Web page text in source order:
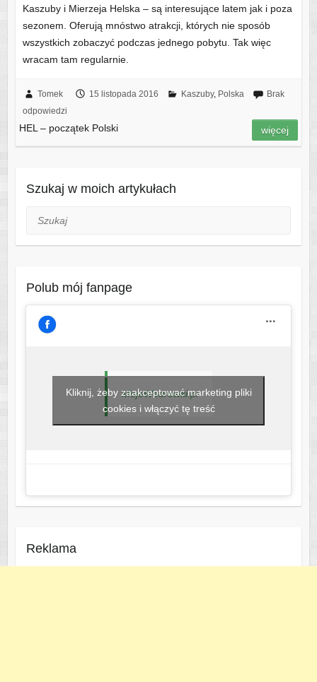
Kaszuby i Mierzeja Helska – są interesujące latem jak i poza
sezonem. Oferują mnóstwo atrakcji, których nie sposób
wszystkich zobaczyć podczas jednego pobytu. Tak więc
wracam tam regularnie.
Tomek 15 listopada 2016 Kaszuby, Polska
Brak
odpowiedzi
HEL – początek Polski więcej
Szukaj w moich artykułach
Szukaj
Polub mój fanpage
MojeWedrowki.pl
Kliknij, żeby zaakceptować marketing pliki
cookies i włączyć tę treść
Reklama